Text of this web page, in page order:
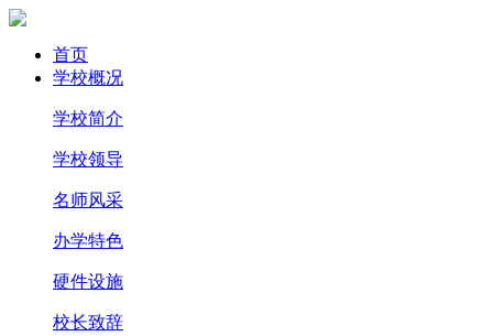
首页
学校概况
学校简介
学校领导
名师风采
办学特色
硬件设施
校长致辞